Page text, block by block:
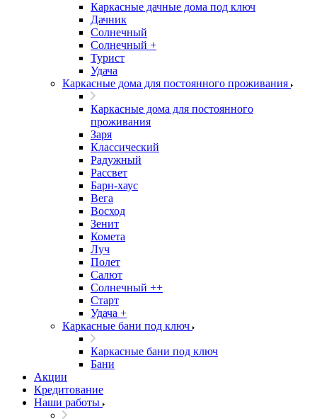
Каркасные дачные дома под ключ
Дачник
Солнечный
Солнечный +
Турист
Удача
Каркасные дома для постоянного проживания
Каркасные дома для постоянного
проживания
Заря
Классический
Радужный
Рассвет
Барн-хаус
Вега
Восход
Зенит
Комета
Луч
Полет
Салют
Солнечный ++
Старт
Удача +
Каркасные бани под ключ
Каркасные бани под ключ
Бани
Акции
Кредитование
Наши работы